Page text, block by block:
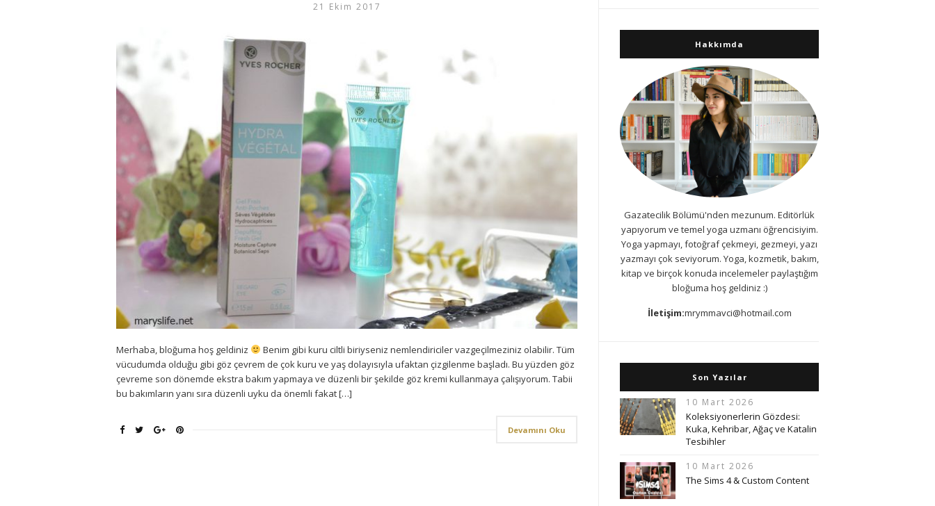
21 Ekim 2017
Merhaba, bloğuma hoş geldiniz
Benim gibi kuru ciltli biriyseniz nemlendiriciler vazgeçilmeziniz olabilir. Tüm
vücudumda olduğu gibi göz çevrem de çok kuru ve yaş dolayısıyla ufaktan çizgilenme başladı. Bu yüzden göz
çevreme son dönemde ekstra bakım yapmaya ve düzenli bir şekilde göz kremi kullanmaya çalışıyorum. Tabii
bu bakımların yanı sıra düzenli uyku da önemli fakat […]
Devamını Oku
Hakkımda
Gazatecilik Bölümü'nden mezunum. Editörlük
yapıyorum ve temel yoga uzmanı öğrencisiyim.
Yoga yapmayı, fotoğraf çekmeyi, gezmeyi, yazı
yazmayı çok seviyorum. Yoga, kozmetik, bakım,
kitap ve birçok konuda incelemeler paylaştığım
bloğuma hoş geldiniz :)
İletişim:mrymmavci@hotmail.com
Son Yazılar
10 Mart 2026
Koleksiyonerlerin Gözdesi:
Kuka, Kehribar, Ağaç ve Katalin
Tesbihler
10 Mart 2026
The Sims 4 & Custom Content